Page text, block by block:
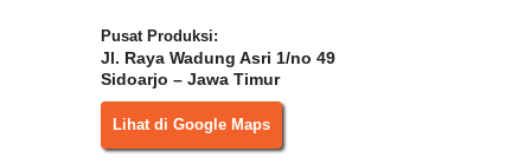
Pusat Produksi:
Jl. Raya Wadung Asri 1/no 49
Sidoarjo – Jawa Timur
Lihat di Google Maps